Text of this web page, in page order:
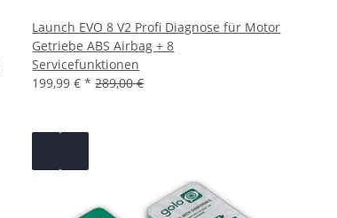
Launch EVO 8 V2 Profi Diagnose für Motor
Getriebe ABS Airbag + 8
Servicefunktionen
199,99 €* 289,00 €